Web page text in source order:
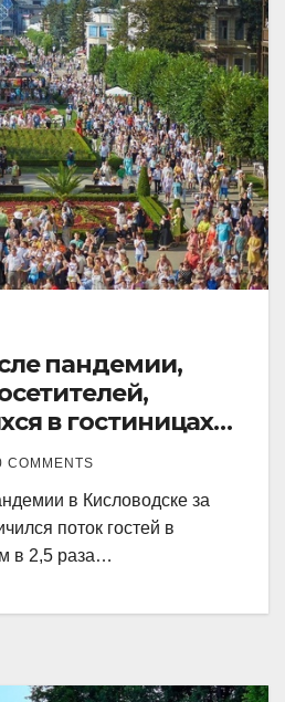
пандемии,
в гостиницах
в 2,5 раза.
COMMENTS
в Кисловодске за
поток гостей в
в 2,5 раза…